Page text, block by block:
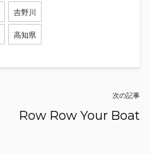
吉野川
高知県
次の記事
Row Row Your Boat